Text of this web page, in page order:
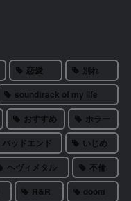
恋愛
別れ
soundtrack of my life
おすすめ
ホラー
バッドエンド
いじめ
ヘヴィメタル
不倫
R&R
doom